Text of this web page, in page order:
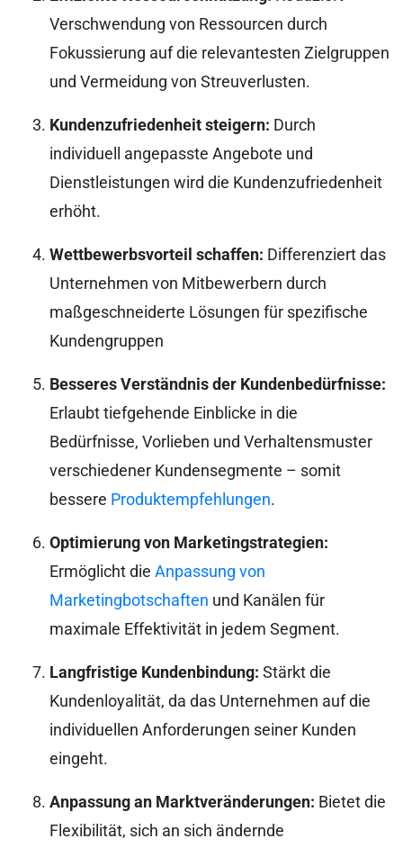
Verschwendung von Ressourcen durch
Fokussierung auf die relevantesten Zielgruppen
und Vermeidung von Streuverlusten.
Kundenzufriedenheit steigern: Durch
individuell angepasste Angebote und
Dienstleistungen wird die Kundenzufriedenheit
erhöht.
Wettbewerbsvorteil schaffen: Differenziert das
Unternehmen von Mitbewerbern durch
maßgeschneiderte Lösungen für spezifische
Kundengruppen
Besseres Verständnis der Kundenbedürfnisse:
Erlaubt tiefgehende Einblicke in die
Bedürfnisse, Vorlieben und Verhaltensmuster
verschiedener Kundensegmente – somit
bessere Produktempfehlungen.
Optimierung von Marketingstrategien:
Ermöglicht die Anpassung von
Marketingbotschaften und Kanälen für
maximale Effektivität in jedem Segment.
Langfristige Kundenbindung: Stärkt die
Kundenloyalität, da das Unternehmen auf die
individuellen Anforderungen seiner Kunden
eingeht.
Anpassung an Marktveränderungen: Bietet die
Flexibilität, sich an sich ändernde